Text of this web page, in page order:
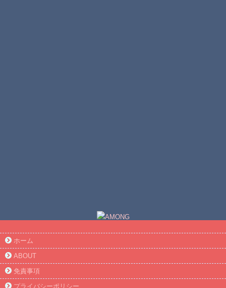
ホーム
ABOUT
免責事項
プライバシーポリシー